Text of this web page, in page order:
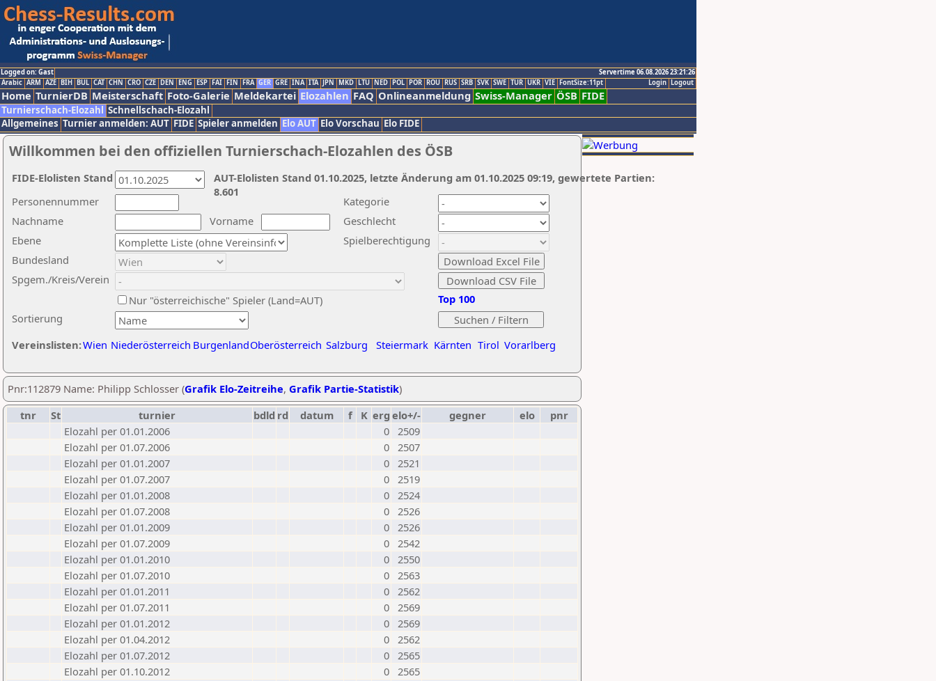
Logged on: Gast
Servertime 06.08.2026 23:21:26
Logout
Login
Arabic ARM AZE BIH BUL CAT CHN CRO CZE DEN ENG ESP FAI FIN FRA GER GRE INA ITA JPN MKD LTU NED POL POR ROU RUS SRB SVK SWE TUR UKR VIE FontSize:11pt
Home TurnierDB Meisterschaft Foto-Galerie Meldekartei Elozahlen FAQ Onlineanmeldung Swiss-Manager ÖSB FIDE
Turnierschach-Elozahl Schnellschach-Elozahl
Allgemeines Turnier anmelden: AUT FIDE Spieler anmelden Elo AUT Elo Vorschau Elo FIDE
Willkommen bei den offiziellen Turnierschach-Elozahlen des ÖSB
Nachname
Vorname
Ebene
Kategorie
Sortierung
Personennummer
Bundesland
Spgem./Kreis/Verein
Geschlecht
Nur "österreichische" Spieler (Land=AUT)
Spielberechtigung
Vereinslisten:Wien Niederösterreich BurgenlandOberösterreich Salzburg Steiermark Kärnten Tirol Vorarlberg
Top 100
AUT-Elolisten Stand 01.10.2025, letzte Änderung am 01.10.2025 09:19, gewertete Partien:
8.601
FIDE-Elolisten Stand
Pnr:112879 Name: Philipp Schlosser (Grafik Elo-Zeitreihe, Grafik Partie-Statistik)
tnr
St turnier bdld rd datum f K erg elo+/- gegner elo
pnr
Elozahl per 01.01.2006
0 2509
Elozahl per 01.07.2006
0 2507
Elozahl per 01.01.2007
0 2521
Elozahl per 01.07.2007
0 2519
Elozahl per 01.01.2008
0 2524
Elozahl per 01.07.2008
0 2526
Elozahl per 01.01.2009
0 2526
Elozahl per 01.07.2009
0 2542
Elozahl per 01.01.2010
0 2550
Elozahl per 01.07.2010
0 2563
Elozahl per 01.01.2011
0 2562
Elozahl per 01.07.2011
0 2569
Elozahl per 01.01.2012
0 2569
Elozahl per 01.04.2012
0 2562
Elozahl per 01.07.2012
0 2565
Elozahl per 01.10.2012
0 2565